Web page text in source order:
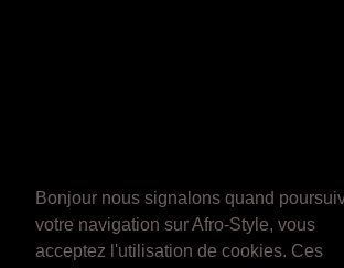
Bonjour nous signalons quand
votre navigation sur Afro-Style, vous
acceptez l'utilisation de cookies. Ces